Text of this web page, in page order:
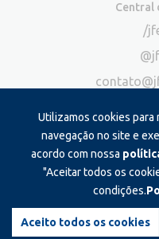
Utilizamos cookies para
navegação no site e
acordo com nossa
"Aceitar todos os
condições.
Aceito todos os cookies
Central
/
*Exclusivo para atendimento
Produzido